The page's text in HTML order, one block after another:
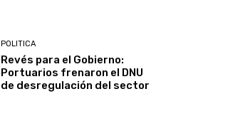
POLITICA
Revés para el Gobierno:
Portuarios frenaron el DNU
de desregulación del sector